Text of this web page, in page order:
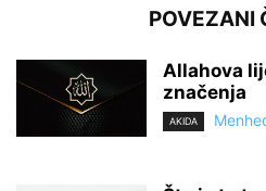
POVEZANI
Allahova
značenja
AKIDA